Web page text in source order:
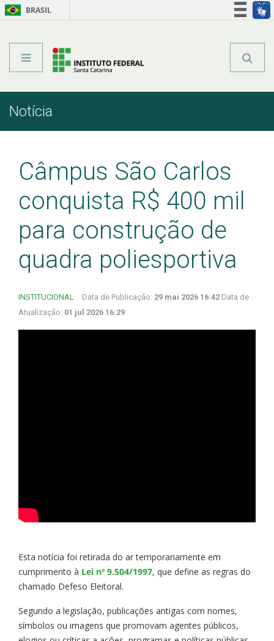
BRASIL
NotíciaInício
Câmpus São Carlos
conquista R$ 400 mil
para construção de
quadra poliesportiva
INSTITUCIONAL Data de Publicação: 29 mai 2026 16:42 Data de
Atualização: 01 jul 2026 16:29
Esta notícia foi retirada do ar temporariamente em
cumprimento à Lei nº 9.504/1997, que define as regras do
chamado Defeso Eleitoral.
Segundo a legislação, publicações antigas com nomes,
símbolos ou imagens que promovam agentes públicos,